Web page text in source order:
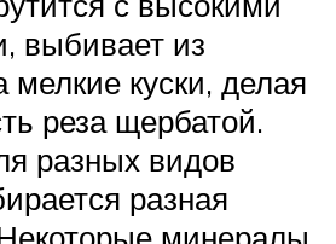
выбивает из
мелкие куски, делая
реза щербатой.
разных видов
разная